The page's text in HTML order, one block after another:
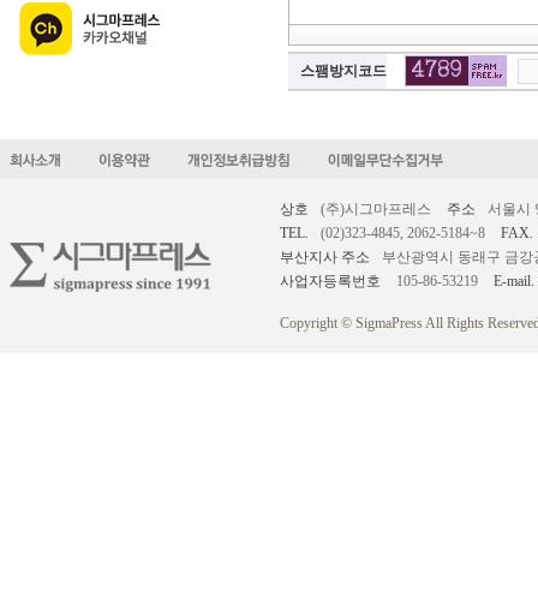
스팸방지코드
상호 (주)시그마프레스 주소
서울시
TEL.
(02)323-4845, 2062-5184~8
FAX.
부산지사 주소
부산광역시 동래구 금강
사업자등록번호
105-86-53219 E-mail.
Copyright © SigmaPress All Rights